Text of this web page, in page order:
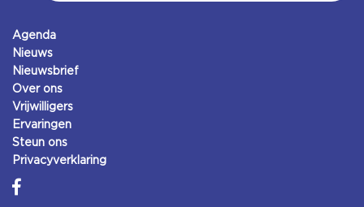
Agenda
Nieuws
Nieuwsbrief
Over ons
Vrijwilligers
Ervaringen
Steun ons
Privacyverklaring